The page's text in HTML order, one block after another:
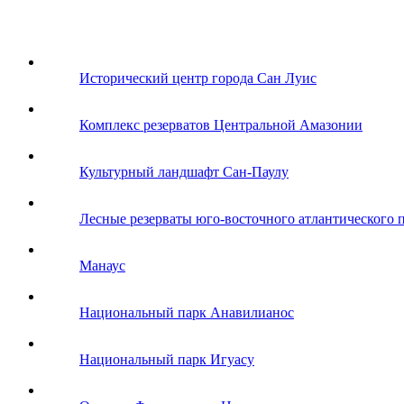
Исторический центр города Сан Луис
Комплекс резерватов Центральной Амазонии
Культурный ландшафт Сан-Паулу
Лесные резерваты юго-восточного атлантического
Манаус
Национальный парк Анавилианос
Национальный парк Игуасу